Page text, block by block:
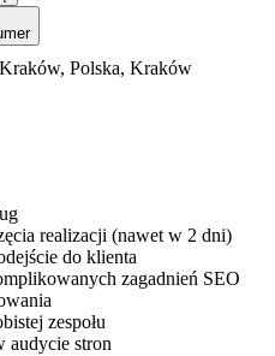
Polska, Kraków
realizacji (nawet w 2 dni)
do klienta
zagadnień SEO
zespołu
audycie stron